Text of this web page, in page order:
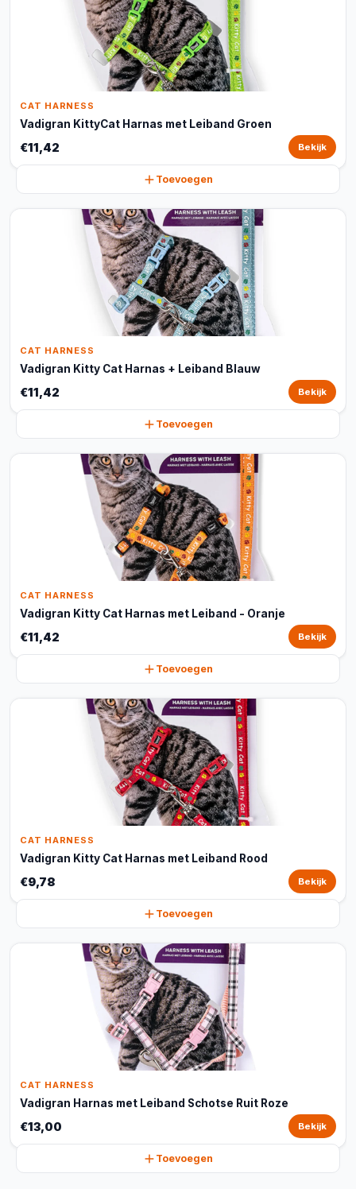
CAT HARNESS
Vadigran KittyCat Harnas met Leiband Groen
€11,42 Bekijk
Toevoegen
CAT HARNESS
Vadigran Kitty Cat Harnas + Leiband Blauw
€11,42 Bekijk
Toevoegen
CAT HARNESS
Vadigran Kitty Cat Harnas met Leiband - Oranje
€11,42 Bekijk
Toevoegen
CAT HARNESS
Vadigran Kitty Cat Harnas met Leiband Rood
€9,78 Bekijk
Toevoegen
CAT HARNESS
Vadigran Harnas met Leiband Schotse Ruit Roze
€13,00 Bekijk
Toevoegen